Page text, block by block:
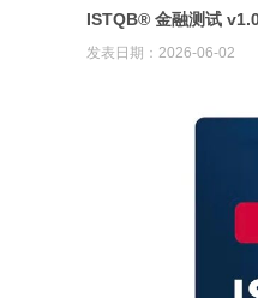
ISTQB® 金融测试
发表日期：2026-06-02